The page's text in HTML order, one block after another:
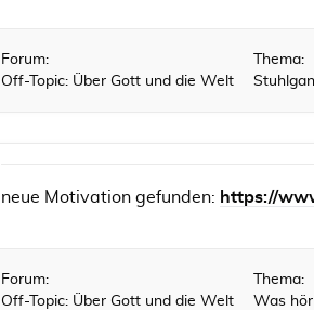
Forum:
Off-Topic: Über Gott und die Welt
Thema:
neue Motivation gefunden: https://
Forum:
Off-Topic: Über Gott und die Welt
Thema:
Was